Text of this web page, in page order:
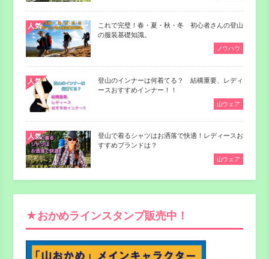
人気
これで完璧！春・夏・秋・冬 初心者さんの登山
の服装基礎知識。
ノウハウ
人気
登山のインナーは何着てる？ 結構重要、レディ
ースおすすめインナー！！
山ウェア
人気
登山で着るシャツはお洒落で快適！レディースお
すすめブランドは？
山ウェア
★おかめラインスタンプ販売中！